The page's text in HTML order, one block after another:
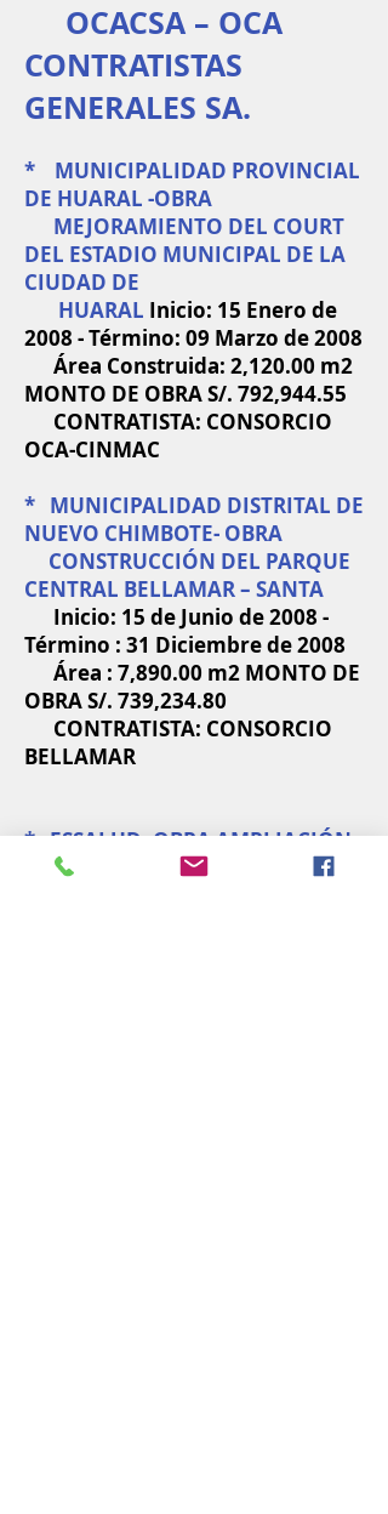
OCACSA – OCA
CONTRATISTAS
GENERALES SA.
* MUNICIPALIDAD PROVINCIAL
DE HUARAL -OBRA
MEJORAMIENTO DEL COURT
DEL ESTADIO MUNICIPAL DE LA
CIUDAD DE
HUARAL Inicio: 15 Enero de
2008 - Término: 09 Marzo de 2008
Área Construida: 2,120.00 m2
MONTO DE OBRA S/. 792,944.55
CONTRATISTA: CONSORCIO
OCA-CINMAC
* MUNICIPALIDAD DISTRITAL DE
NUEVO CHIMBOTE- OBRA
CONSTRUCCIÓN DEL PARQUE
CENTRAL BELLAMAR – SANTA
Inicio: 15 de Junio de 2008 -
Término : 31 Diciembre de 2008
Área : 7,890.00 m2 MONTO DE
OBRA S/. 739,234.80
CONTRATISTA: CONSORCIO
BELLAMAR
* ESSALUD -OBRA AMPLIACIÓN
DE LA UNIDAD DE